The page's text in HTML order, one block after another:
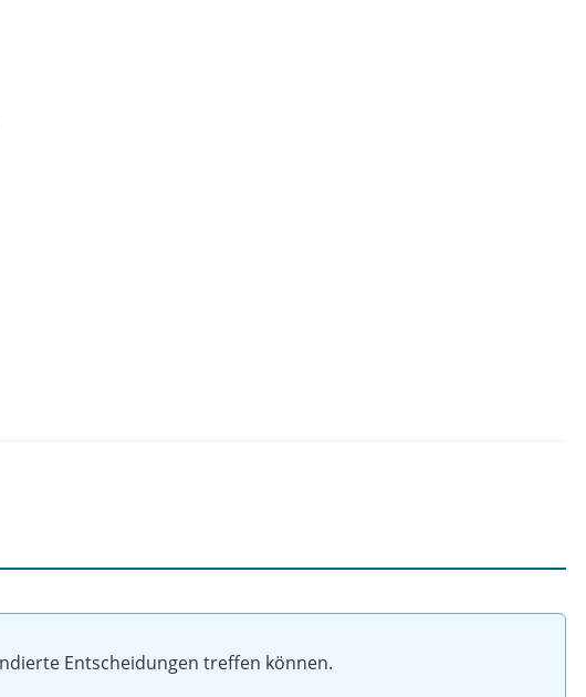
Entscheidungen treffen können.